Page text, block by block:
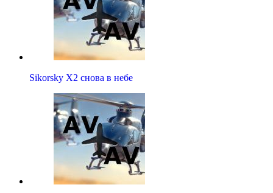
Sikorsky X2 снова в небе